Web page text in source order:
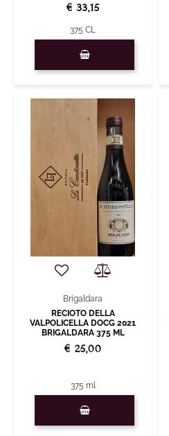
€ 33,15
375 CL
Brigaldara
RECIOTO DELLA
VALPOLICELLA DOCG 2021
BRIGALDARA 375 ML
€ 25,00
375 ml